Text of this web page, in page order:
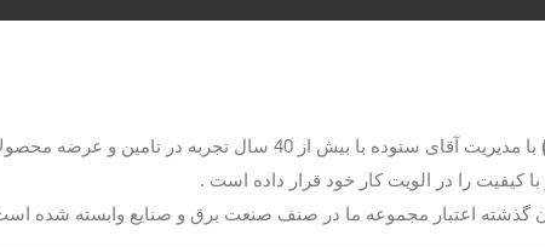
با مدیریت آقای ستوده با بیش از 40 سال
کیفیت را در الویت کار خود قرار داده است .
گذشته اعتبار مجموعه ما در صنف صنعت برق و صنایع وابسته شده